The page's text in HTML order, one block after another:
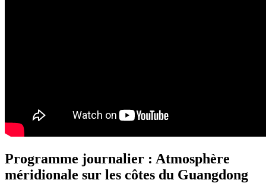
Programme journalier : Atmosphère
méridionale sur les côtes du Guangdong